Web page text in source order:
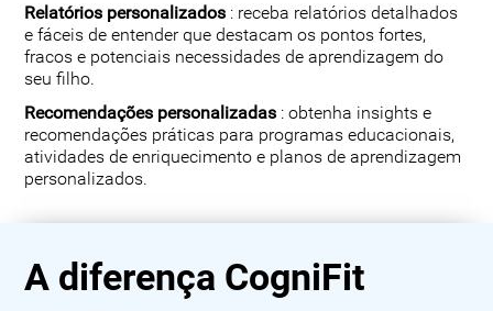
Relatórios personalizados : receba relatórios detalhados
e fáceis de entender que destacam os pontos fortes,
fracos e potenciais necessidades de aprendizagem do
seu filho.
Recomendações personalizadas : obtenha insights e
recomendações práticas para programas educacionais,
atividades de enriquecimento e planos de aprendizagem
personalizados.
A diferença CogniFit